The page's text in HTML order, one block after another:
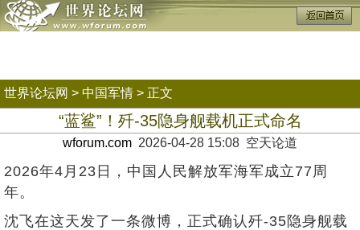
世界论坛网 > 中国军情 > 正文
“蓝鲨”！歼-35隐身舰载机正式命名
wforum.com 2026-04-28 15:08 空天论道
2026年4月23日，中国人民解放军海军成立77周
年。
沈飞在这天发了一条微博，正式确认歼-35隐身舰载